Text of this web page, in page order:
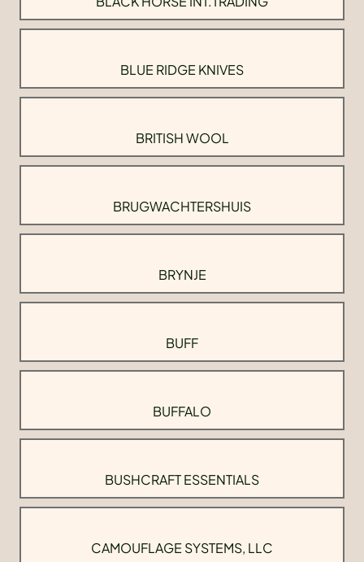
BLUE RIDGE KNIVES
BRITISH WOOL
BRUGWACHTERSHUIS
BRYNJE
BUFF
BUFFALO
BUSHCRAFT ESSENTIALS
CAMOUFLAGE SYSTEMS, LLC